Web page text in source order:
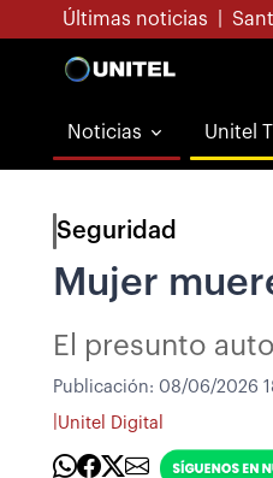
Últimas noticias
Noticias Unitel
Seguridad
Mujer
El presunto
Publicación: 08/06/2026
Unitel Digital